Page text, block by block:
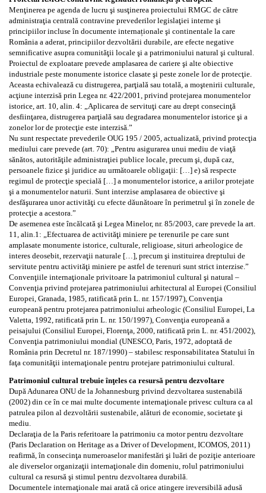
Menţinerea pe agenda de lucru şi susţinerea proiectului RMGC de către
administraţia centrală contravine prevederilor legislaţiei interne şi
principiilor incluse în documente internaționale şi continentale la care
România a aderat, principiilor dezvoltării durabile, are efecte negative
semnificative asupra comunităţii locale şi a patrimoniului natural şi cultural.
Proiectul de exploatare prevede amplasarea de cariere şi alte obiective
industriale peste monumente istorice clasate şi peste zonele lor de protecţie.
Aceasta echivalează cu distrugerea, parţială sau totală, a moştenirii culturale,
acţiune interzisă prin Legea nr. 422/2001, privind protejarea monumentelor
istorice, art. 10, alin. 4: „Aplicarea de servituţi care au drept consecinţă
desfiinţarea, distrugerea parţială sau degradarea monumentelor istorice şi a
zonelor lor de protecţie este interzisă.”
Nu sunt respectate prevederile OUG 195 / 2005, actualizată, privind protecţia
mediului care prevede (art. 70): „Pentru asigurarea unui mediu de viaţă
sănătos, autorităţile administraţiei publice locale, precum şi, după caz,
persoanele fizice şi juridice au următoarele obligaţii: […] e) să respecte
regimul de protecţie specială […] a monumentelor istorice, a ariilor protejate
şi a monumentelor naturii. Sunt interzise amplasarea de obiective şi
desfăşurarea unor activităţi cu efecte dăunătoare în perimetrul şi în zonele de
protecţie a acestora.”
De asemenea este încălcată şi Legea Minelor, nr. 85/2003, care prevede la art.
11, alin.1: „Efectuarea de activităţi miniere pe terenurile pe care sunt
amplasate monumente istorice, culturale, religioase, situri arheologice de
interes deosebit, rezervaţii naturale […], precum şi instituirea dreptului de
servitute pentru activităţi miniere pe astfel de terenuri sunt strict interzise.”
Convenţiile internaţionale privitoare la patrimoniul cultural şi natural –
Convenţia privind protejarea patrimoniului arhitectural al Europei (Consiliul
Europei, Granada, 1985, ratificată prin L. nr. 157/1997), Convenţia
europeană pentru protejarea patrimoniului arheologic (Consiliul Europei, La
Valetta, 1992, ratificată prin L. nr. 150/1997), Convenţia europeană a
peisajului (Consiliul Europei, Florenţa, 2000, ratificată prin L. nr. 451/2002),
Convenţia patrimoniului mondial (UNESCO, Paris, 1972, adoptată de
România prin Decretul nr. 187/1990) – stabilesc responsabilitatea Statului în
faţa comunităţii internaţionale pentru protejare patrimoniului cultural.
Patrimoniul cultural trebuie înţeles ca resursă pentru dezvoltare
După Adunarea ONU de la Johannesburg privind dezvoltarea sustenabilă
(2002) din ce în ce mai multe documente internaţionale privesc cultura ca al
patrulea pilon al dezvoltării sustenabile, alături de economie, societate şi
mediu.
Declaraţia de la Paris referitoare la patrimoniu ca motor pentru dezvoltare
(Paris Declaration on Heritage as a Driver of Development, ICOMOS, 2011)
reafirmă, în consecinţa numeroaselor manifestări şi luări de poziţie anterioare
ale diverselor organizaţii internaţionale din domeniu, rolul patrimoniului
cultural ca resursă şi stimul pentru dezvoltarea durabilă.
Documentele internaţionale mai arată că orice atingere ireversibilă adusă